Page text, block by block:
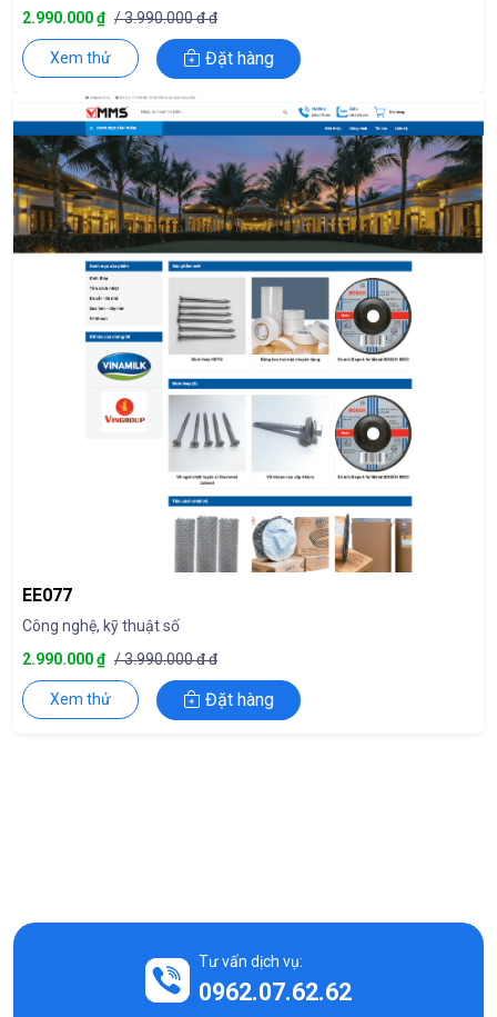
2.990.000 ₫ / 3.990.000 đ đ
Xem thử Đặt hàng
EE077
Công nghệ, kỹ thuật số
2.990.000 ₫ / 3.990.000 đ đ
Xem thử Đặt hàng
Tư vấn dịch vụ:
0962.07.62.62